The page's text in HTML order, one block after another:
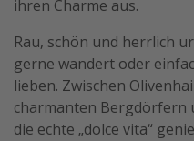
ihren Charme aus.
Rau, schön und herrlich
gerne wandert oder
lieben. Zwischen
charmanten Bergdörfern
die echte „dolce vita“